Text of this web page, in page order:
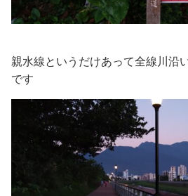
親水線というだけあって全線川沿
です